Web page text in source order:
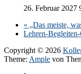
26. Februar 2027
« „Das meiste,
Lehren-
Copyright © 2026
Theme: Ample von